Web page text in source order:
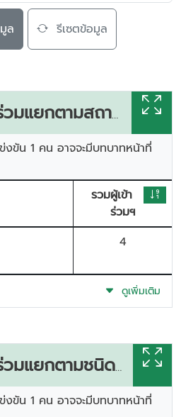
ล รีเซตข้อมูล
มแยกตามสถาบัน
งขัน 1 คน อาจจะมีบทบาทหน้าที่
รวมผู้เข้า
ร่วมฯ
4
ดูเพิ่มเติม
แยกตามชนิดกีฬา
งขัน 1 คน อาจจะมีบทบาทหน้าที่